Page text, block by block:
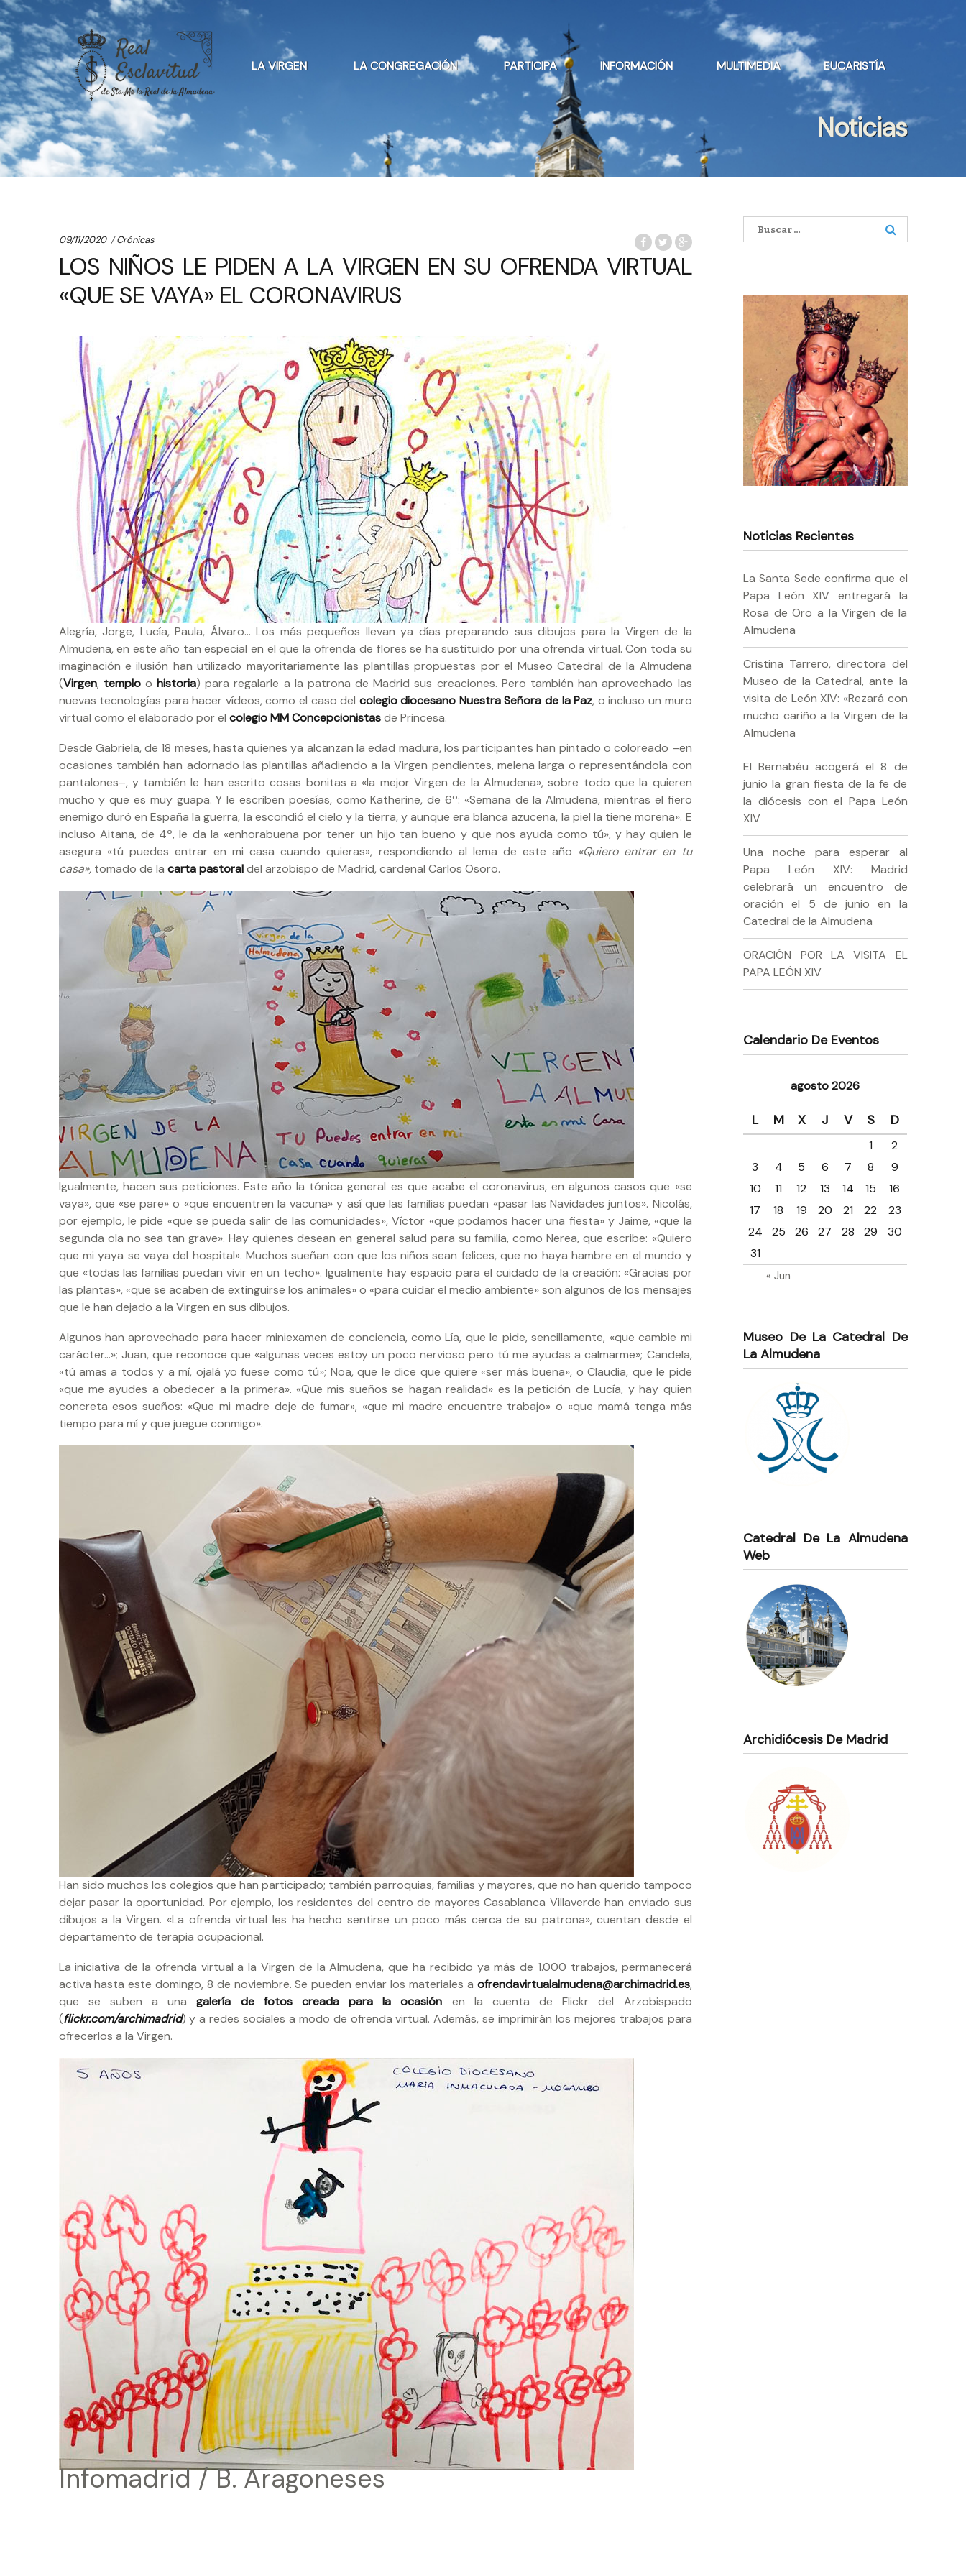
Skip
to
navigation
Skip
to
content
LA VIRGEN LA CONGREGACIÓN PARTICIPA INFORMACIÓN MULTIMEDIA EUCARISTÍA
Noticias
09/11/2020 Categories:
Crónicas
LOS NIÑOS LE PIDEN A LA VIRGEN EN SU OFRENDA VIRTUAL
«QUE SE VAYA» EL CORONAVIRUS
Alegría, Jorge, Lucía, Paula, Álvaro… Los más pequeños llevan ya días preparando sus dibujos para la Virgen de la
Almudena, en este año tan especial en el que la ofrenda de flores se ha sustituido por una ofrenda virtual. Con toda su
imaginación e ilusión han utilizado mayoritariamente las plantillas propuestas por el Museo Catedral de la Almudena
(Virgen, temploohistoria) para regalarle a la patrona de Madrid sus creaciones. Pero también han aprovechado las
nuevas tecnologías para hacer vídeos, como el caso del colegio diocesano Nuestra Señora de la Paz, o incluso un muro
virtual como el elaborado por el colegio MM Concepcionistasde Princesa.
Desde Gabriela, de 18 meses, hasta quienes ya alcanzan la edad madura, los participantes han pintado o coloreado –en
ocasiones también han adornado las plantillas añadiendo a la Virgen pendientes, melena larga o representándola con
pantalones–, y también le han escrito cosas bonitas a «la mejor Virgen de la Almudena», sobre todo que la quieren
mucho y que es muy guapa. Y le escriben poesías, como Katherine, de 6º: «Semana de la Almudena, mientras el fiero
enemigo duró en España la guerra, la escondió el cielo y la tierra, y aunque era blanca azucena, la piel la tiene morena». E
incluso Aitana, de 4º, le da la «enhorabuena por tener un hijo tan bueno y que nos ayuda como tú», y hay quien le
asegura «tú puedes entrar en mi casa cuando quieras», respondiendo al lema de este año «Quiero entrar en tu
casa»,tomado de la carta pastoraldel arzobispo de Madrid, cardenal Carlos Osoro.
Igualmente, hacen sus peticiones. Este año la tónica general es que acabe el coronavirus, en algunos casos que «se
vaya», que «se pare» o «que encuentren la vacuna» y así que las familias puedan «pasar las Navidades juntos». Nicolás,
por ejemplo, le pide «que se pueda salir de las comunidades», Víctor «que podamos hacer una fiesta» y Jaime, «que la
segunda ola no sea tan grave». Hay quienes desean en general salud para su familia, como Nerea, que escribe: «Quiero
que mi yaya se vaya del hospital». Muchos sueñan con que los niños sean felices, que no haya hambre en el mundo y
que «todas las familias puedan vivir en un techo». Igualmente hay espacio para el cuidado de la creación: «Gracias por
las plantas», «que se acaben de extinguirse los animales» o «para cuidar el medio ambiente» son algunos de los mensajes
que le han dejado a la Virgen en sus dibujos.
Algunos han aprovechado para hacer miniexamen de conciencia, como Lía, que le pide, sencillamente, «que cambie mi
carácter…»; Juan, que reconoce que «algunas veces estoy un poco nervioso pero tú me ayudas a calmarme»; Candela,
«tú amas a todos y a mí, ojalá yo fuese como tú»; Noa, que le dice que quiere «ser más buena», o Claudia, que le pide
«que me ayudes a obedecer a la primera». «Que mis sueños se hagan realidad» es la petición de Lucía, y hay quien
concreta esos sueños: «Que mi madre deje de fumar», «que mi madre encuentre trabajo» o «que mamá tenga más
tiempo para mí y que juegue conmigo».
Han sido muchos los colegios que han participado; también parroquias, familias y mayores, que no han querido tampoco
dejar pasar la oportunidad. Por ejemplo, los residentes del centro de mayores Casablanca Villaverde han enviado sus
dibujos a la Virgen. «La ofrenda virtual les ha hecho sentirse un poco más cerca de su patrona», cuentan desde el
departamento de terapia ocupacional.
La iniciativa de la ofrenda virtual a la Virgen de la Almudena, que ha recibido ya más de 1.000 trabajos, permanecerá
activa hasta este domingo, 8 de noviembre. Se pueden enviar los materiales a ofrendavirtualalmudena@archimadrid.es,
que se suben a unagalería de fotos creada para la ocasión en la cuenta de Flickr del Arzobispado
(flickr.com/archimadrid) y a redes sociales a modo de ofrenda virtual. Además, se imprimirán los mejores trabajos para
ofrecerlos a la Virgen.
Infomadrid / B. Aragoneses
Buscar:
Noticias Recientes
La Santa Sede confirma que el
Papa León XIV entregará la
Rosa de Oro a la Virgen de la
Almudena
Cristina Tarrero, directora del
Museo de la Catedral, ante la
visita de León XIV: «Rezará con
mucho cariño a la Virgen de la
Almudena
El Bernabéu acogerá el 8 de
junio la gran fiesta de la fe de
la diócesis con el Papa León
XIV
Una noche para esperar al
Papa León XIV: Madrid
celebrará un encuentro de
oración el 5 de junio en la
Catedral de la Almudena
ORACIÓN POR LA VISITA EL
PAPA LEÓN XIV
Calendario De Eventos
agosto 2026
L M X J V S D
« Jun
1
2
3
4 5 6 7 8
9
10
11 12 13 14 15
16
17
18 19 20 21 22
23
24
25 26 27 28 29
30
31
Museo De La Catedral De
La Almudena
Catedral De La Almudena
Web
Archidiócesis De Madrid